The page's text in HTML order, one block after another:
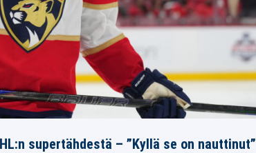
supertähdestä – ”Kyllä se on nauttinut”